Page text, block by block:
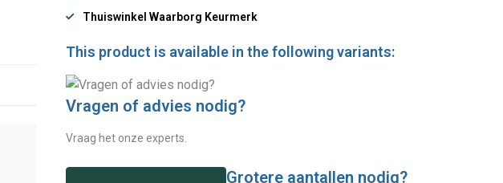
Thuiswinkel Waarborg Keurmerk
This product is available in the following variants:
Vragen of advies nodig?
Vraag het onze experts.
Grotere aantallen nodig?